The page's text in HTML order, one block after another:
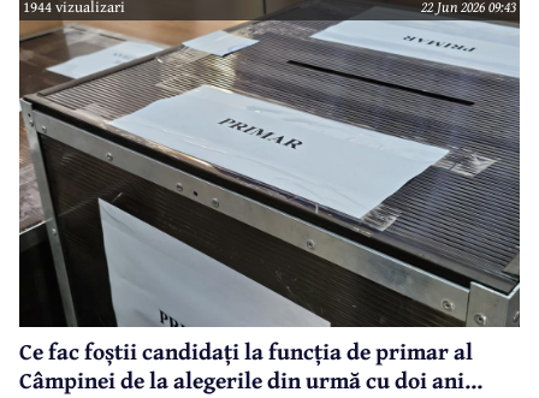
1944 vizualizari 22 Jun 2026 09:43
Ce fac foștii candidați la funcția de primar al
Câmpinei de la alegerile din urmă cu doi ani...